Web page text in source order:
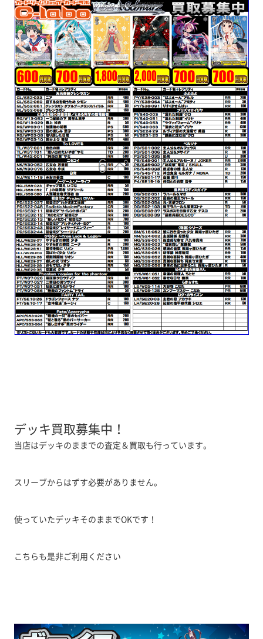
デッキ買取募集中！
当店はデッキのままでの査定＆買取も行っています。
スリーブからはずす必要がありません。
使っていたデッキそのままでOKです！
こちらも是非ご利用ください